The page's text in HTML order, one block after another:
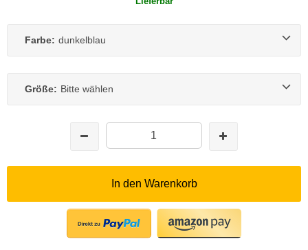
Farbe: dunkelblau
Größe: Bitte wählen
In den Warenkorb